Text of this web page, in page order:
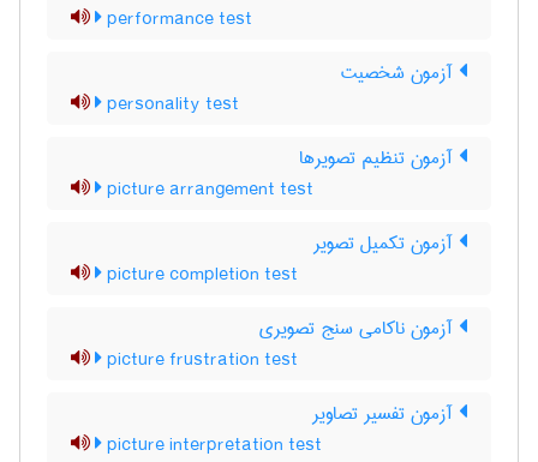
performance test
آزمون شخصیت
personality test
آزمون تنظیم تصویرها
picture arrangement test
آزمون تکمیل تصویر
picture completion test
آزمون ناکامی سنج تصویری
picture frustration test
آزمون تفسیر تصاویر
picture interpretation test